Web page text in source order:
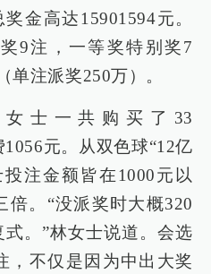
金高达15901594元。
9注，一等奖特别奖7
单注派奖250万）。
士一共购买了33
元。从双色球“12亿
注金额皆在1000元以
倍。“没派奖时大概320
式。”林女士说道。会选
，不仅是因为中出大奖